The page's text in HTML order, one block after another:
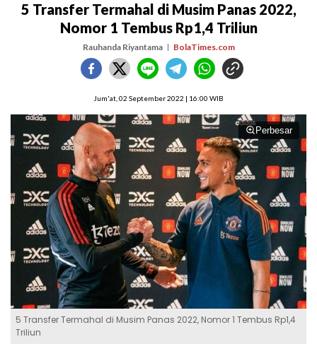
5 Transfer Termahal di Musim Panas 2022,
Nomor 1 Tembus Rp1,4 Triliun
Rauhanda Riyantama BolaTimes.com
Jum'at, 02 September 2022 | 16:00 WIB
Perbesar
5 Transfer Termahal di Musim Panas 2022, Nomor 1 Tembus Rp1,4
Triliun